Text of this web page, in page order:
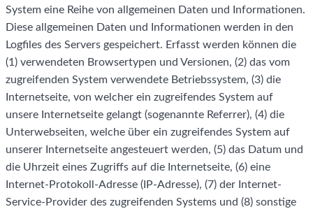
System eine Reihe von allgemeinen Daten und Informationen.
Diese allgemeinen Daten und Informationen werden in den
Logfiles des Servers gespeichert. Erfasst werden können die
(1) verwendeten Browsertypen und Versionen, (2) das vom
zugreifenden System verwendete Betriebssystem, (3) die
Internetseite, von welcher ein zugreifendes System auf
unsere Internetseite gelangt (sogenannte Referrer), (4) die
Unterwebseiten, welche über ein zugreifendes System auf
unserer Internetseite angesteuert werden, (5) das Datum und
die Uhrzeit eines Zugriffs auf die Internetseite, (6) eine
Internet-Protokoll-Adresse (IP-Adresse), (7) der Internet-
Service-Provider des zugreifenden Systems und (8) sonstige